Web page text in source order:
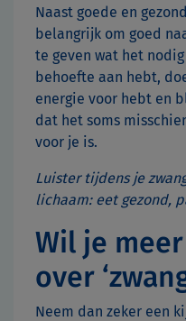
Naast goede en
belangrijk om goed
te geven wat het
behoefte aan hebt,
energie voor hebt en
dat het soms
voor je is.
Luister tijdens je
lichaam: eet gezond,
Wil je
over
Neem dan zeker een